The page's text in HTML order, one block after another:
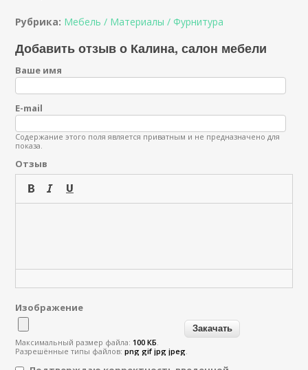
Рубрика: Мебель / Материалы / Фурнитура
Добавить отзыв о Калина, салон мебели
Ваше имя
E-mail
Содержание этого поля является приватным и не предназначено для
показа.
Отзыв
Изображение
Максимальный размер файла:100 КБ.
Разрешённые типы файлов:png gif jpg jpeg.